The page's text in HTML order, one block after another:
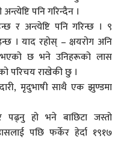
पनि गरिन्दैन ।
र अन्त्येष्टि पनि गरिन्छ । ९
। याद रहोस् – क्षयरोग अनि
भएको छ भने उनिहरूको लास
परिचय राखेकी छु ।
मृदुभाषी साथै एक झुण्डमा
पढ्नु हो भने बाछिटा जस्तो
पछि फर्केर हेर्दा १९१७